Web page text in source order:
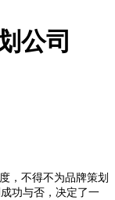
公司
，不得不为品牌策划
功与否，决定了一